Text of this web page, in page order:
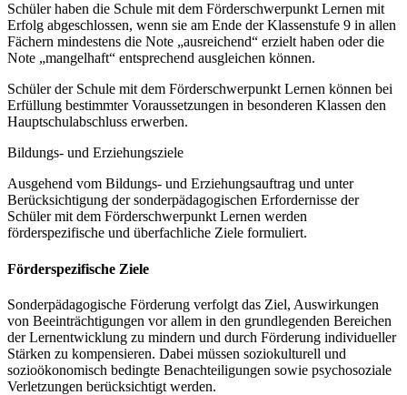
Schüler haben die Schule mit dem Förderschwerpunkt Lernen mit
Erfolg abgeschlossen, wenn sie am Ende der Klassenstufe 9 in allen
Fächern mindestens die Note „ausreichend“ erzielt haben oder die
Note „mangelhaft“ entsprechend ausgleichen können.
Schüler der Schule mit dem Förderschwerpunkt Lernen können bei
Erfüllung bestimmter Voraussetzungen in besonderen Klassen den
Hauptschulabschluss erwerben.
Bildungs- und Erziehungsziele
Ausgehend vom Bildungs- und Erziehungsauftrag und unter
Berücksichtigung der sonderpädagogischen Erfordernisse der
Schüler mit dem Förderschwerpunkt Lernen werden
förderspezifische und überfachliche Ziele formuliert.
Förderspezifische Ziele
Sonderpädagogische Förderung verfolgt das Ziel, Auswirkungen
von Beeinträchtigungen vor allem in den grundlegenden Bereichen
der Lernentwicklung zu mindern und durch Förderung individueller
Stärken zu kompensieren. Dabei müssen soziokulturell und
sozioökonomisch bedingte Benachteiligungen sowie psychosoziale
Verletzungen berücksichtigt werden.